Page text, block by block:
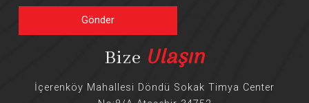
Gönder
Bize Ulaşın
İçerenköy Mahallesi Döndü Sokak Timya Center